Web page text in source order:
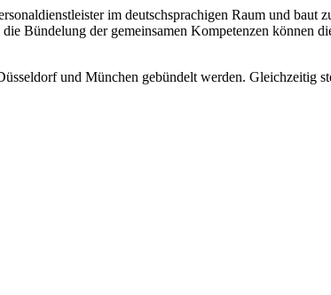
im deutschsprachigen Raum und baut
Bündelung der gemeinsamen Kompetenzen können
und München gebündelt werden. Gleichzeitig